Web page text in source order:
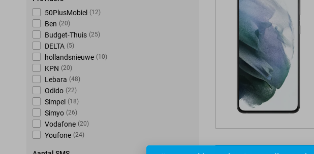
50PlusMobiel (12)
Ben (20)
Budget-Thuis (25)
DELTA (5)
hollandsnieuwe (10)
KPN (20)
Lebara (48)
Odido (22)
Simpel (18)
Simyo (26)
Vodafone (20)
Youfone (24)